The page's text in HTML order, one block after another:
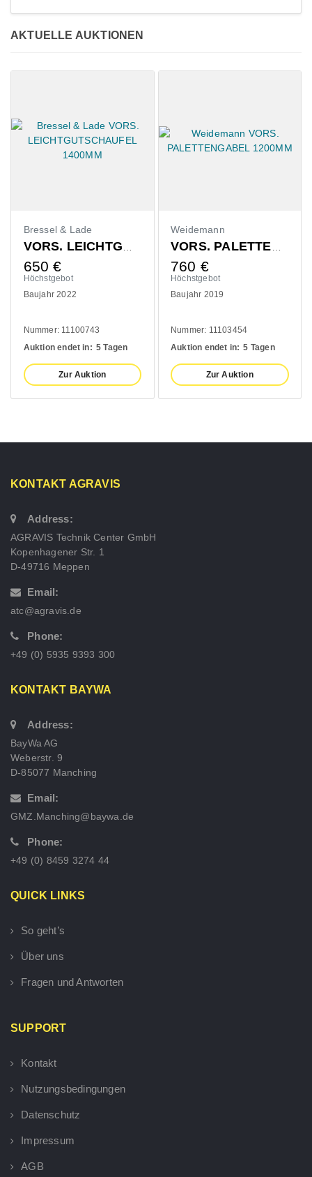
AKTUELLE AUKTIONEN
Weidemann
760
Höchstgebot
Baujahr 2019
Nummer: 11103454
Auktion endet in: 5 Tagen
Zur Auktion
Claas
410
Höchstgebot
Baujahr 2020
Nummer: 10993139
Auktion endet in: 5 Tagen
Zur Auktion
KONTAKT AGRAVIS
Address:
AGRAVIS Technik Center GmbH
Kopenhagener Str. 1
D-49716 Meppen
Email:
atc@agravis.de
Phone:
+49 (0) 5935 9393 300
KONTAKT BAYWA
Address:
BayWa AG
Weberstr. 9
D-85077 Manching
Email:
GMZ.Manching@baywa.de
Phone:
+49 (0) 8459 3274 44
QUICK LINKS
So geht’s
Über uns
Fragen und Antworten
SUPPORT
Kontakt
Nutzungsbedingungen
Datenschutz
Impressum
AGB